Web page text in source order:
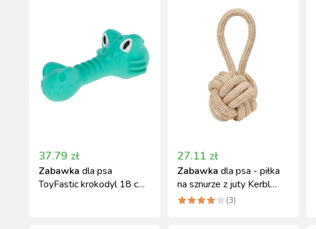
37.79 zł
Zabawka dla psa
ToyFastic krokodyl 18 cm
27.11 zł
Zabawka dla psa - piłka
na sznurze z juty Kerbl
12x31 cm (3)